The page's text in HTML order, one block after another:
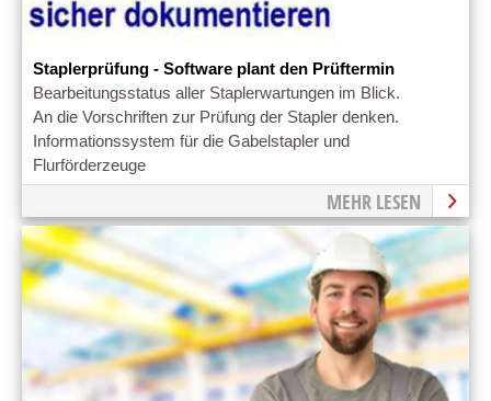
Staplerprüfung - Software plant den Prüftermin
Bearbeitungsstatus aller Staplerwartungen im Blick.
An die Vorschriften zur Prüfung der Stapler denken.
Informationssystem für die Gabelstapler und
Flurförderzeuge
MEHR LESEN